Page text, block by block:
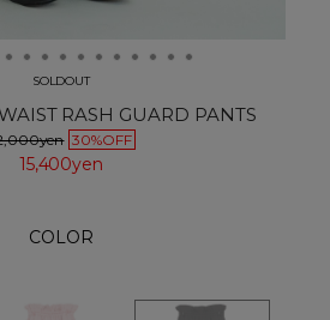
SOLDOUT
RASH GUARD PANTS
30%OFF
15,400yen
COLOR